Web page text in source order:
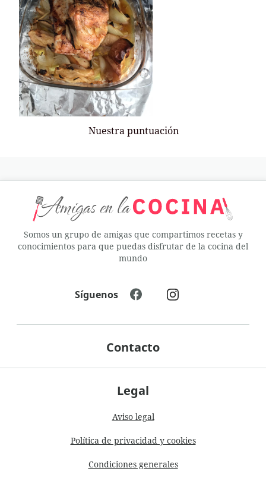
Nuestra puntuación
Somos un grupo de amigas que compartimos recetas y
conocimientos para que puedas disfrutar de la cocina del
mundo
Legal
Aviso legal
Política de privacidad y cookies
Condiciones generales
Contacto
Síguenos